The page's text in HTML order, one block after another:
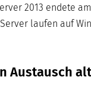
2013 endete am
laufen auf
Austausch